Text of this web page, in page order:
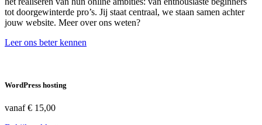
tot doorgewinterde pro’s. Jij staat centraal, we staan samen achter
jouw website. Meer over ons weten?
Leer ons beter kennen
WordPress hosting
vanaf€ 15,00